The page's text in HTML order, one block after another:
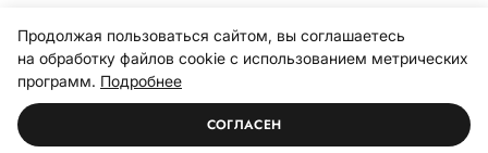
© 1998–2026 R-interior.ru, все права защищены.
Политика использования файлов cookies
Разработано
Продолжая пользоваться сайтом, вы соглашаетесь
на обработку файлов cookie с использованием метрических
программ. Подробнее
СОГЛАСЕН